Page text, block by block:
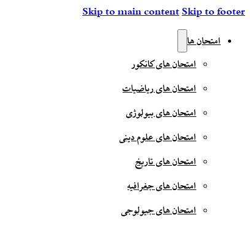
Skip to main contentSkip to footer
امتحان ها
امتحان های کانکور
امتحان های ریاضیات
امتحان های بیولوژی
امتحان های علوم دینی
امتحان های تاریخ
امتحان های جغرافیه
امتحان های جیولوجی